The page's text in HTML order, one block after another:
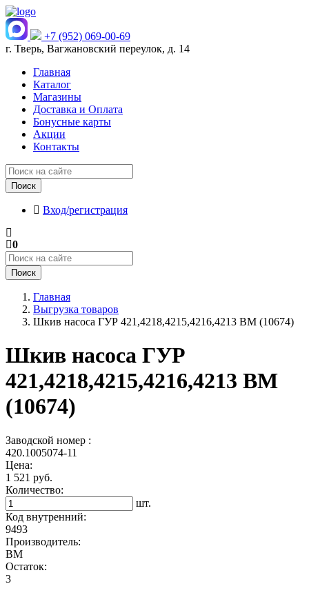
+7 (952) 069-00-69
г. Тверь, Вагжановский переулок, д. 14
Главная
Каталог
Магазины
Доставка и Оплата
Бонусные карты
Акции
Контакты
Поиск
Вход/регистрация
0
Поиск
Главная
Выгрузка товаров
Шкив насоса ГУР 421,4218,4215,4216,4213 ВМ (10674)
Шкив насоса ГУР
421,4218,4215,4216,4213 ВМ
(10674)
Заводской номер :
420.1005074-11
Цена:
1 521 руб.
Количество:
шт.
Код внутренний:
9493
Производитель:
ВМ
Остаток:
3